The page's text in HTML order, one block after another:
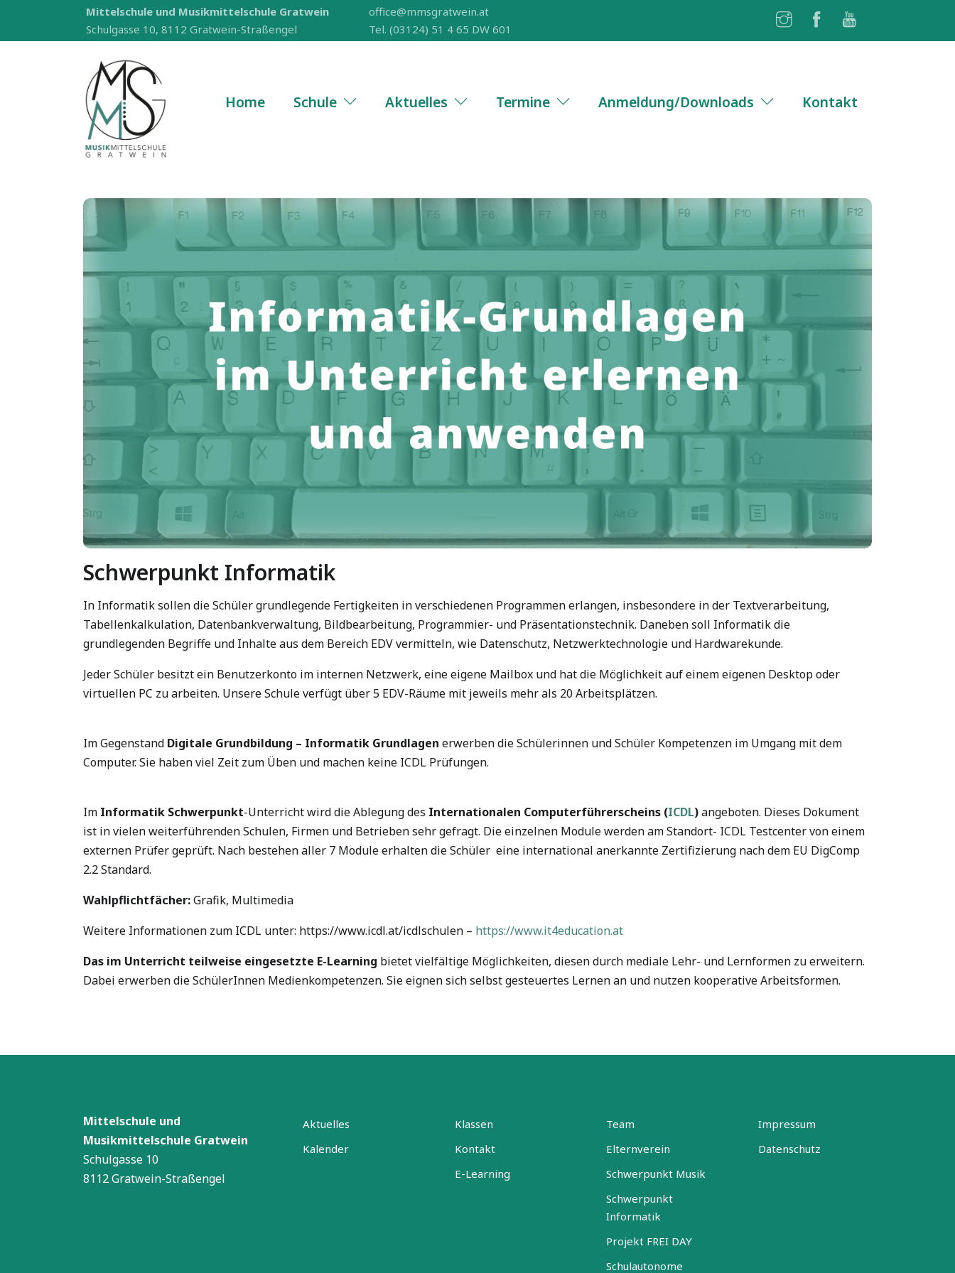
Mittelschule und Musikmittelschule Gratwein
Schulgasse 10, 8112 Gratwein-Straßengel
office@mmsgratwein.at
Tel. (03124) 51 4 65 DW 601
Home Schule Aktuelles Termine Anmeldung/Downloads Kontakt
Schwerpunkt Informatik
In Informatik sollen die Schüler grundlegende Fertigkeiten in verschiedenen Programmen erlangen, insbesondere in der Textverarbeitung,
Tabellenkalkulation, Datenbankverwaltung, Bildbearbeitung, Programmier- und Präsentationstechnik. Daneben soll Informatik die
grundlegenden Begriffe und Inhalte aus dem Bereich EDV vermitteln, wie Datenschutz, Netzwerktechnologie und Hardwarekunde.
Jeder Schüler besitzt ein Benutzerkonto im internen Netzwerk, eine eigene Mailbox und hat die Möglichkeit auf einem eigenen Desktop oder
virtuellen PC zu arbeiten. Unsere Schule verfügt über 5 EDV-Räume mit jeweils mehr als 20 Arbeitsplätzen.
Im Gegenstand Digitale Grundbildung – Informatik Grundlagen erwerben die Schülerinnen und Schüler Kompetenzen im Umgang mit dem
Computer. Sie haben viel Zeit zum Üben und machen keine ICDL Prüfungen.
Im Informatik Schwerpunkt-Unterricht wird die Ablegung des Internationalen Computerführerscheins (ICDL)angeboten. Dieses Dokument
ist in vielen weiterführenden Schulen, Firmen und Betrieben sehr gefragt. Die einzelnen Module werden am Standort- ICDL Testcenter von einem
externen Prüfer geprüft. Nach bestehen aller 7 Module erhalten die Schüler eine international anerkannte Zertifizierung nach dem EU DigComp
2.2 Standard.
Wahlpflichtfächer:Grafik, Multimedia
Weitere Informationen zum ICDL unter: https://www.icdl.at/icdlschulen – https://www.it4education.at
Das im Unterricht teilweise eingesetzte E-Learning bietet vielfältige Möglichkeiten, diesen durch mediale Lehr- und Lernformen zu erweitern.
Dabei erwerben die SchülerInnen Medienkompetenzen. Sie eignen sich selbst gesteuertes Lernen an und nutzen kooperative Arbeitsformen.
Mittelschule und
Musikmittelschule Gratwein
Schulgasse 10
8112 Gratwein-Straßengel
Aktuelles
Kalender
Klassen
Kontakt
E-Learning
Team
Elternverein
Schwerpunkt Musik
Schwerpunkt
Informatik
Projekt FREI DAY
Schulautonome
Impressum
Datenschutz